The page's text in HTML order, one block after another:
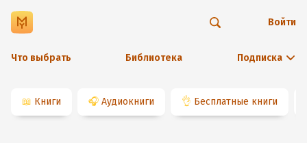
Что выбрать Библиотека Подписка
Войти
📖 Книги 🎧 Аудиокниги 👌 Бесплатные книги